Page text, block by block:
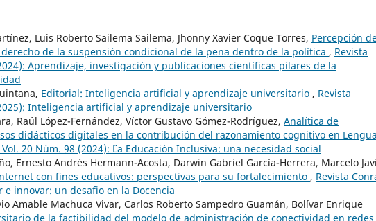
Luis Roberto Sailema Sailema, Jhonny Xavier Coque Torres, Percepción
de la suspensión condicional de la pena dentro de la política , Revista
Aprendizaje, investigación y publicaciones científicas pilares de la
Editorial: Inteligencia artificial y aprendizaje universitario , Revista
Inteligencia artificial y aprendizaje universitario
Raúl López-Fernández, Víctor Gustavo Gómez-Rodríguez, Analítica de
didácticos digitales en la contribución del razonamiento cognitivo en
20 Núm. 98 (2024): ¨¨La Educación Inclusiva: una necesidad social
Ernesto Andrés Hermann-Acosta, Darwin Gabriel García-Herrera, Marcelo
con fines educativos: perspectivas para su fortalecimiento , Revista
e innovar: un desafio en la Docencia
Amable Machuca Vivar, Carlos Roberto Sampedro Guamán, Bolívar Enrique
de la factibilidad del modelo de administración de conectividad en redes